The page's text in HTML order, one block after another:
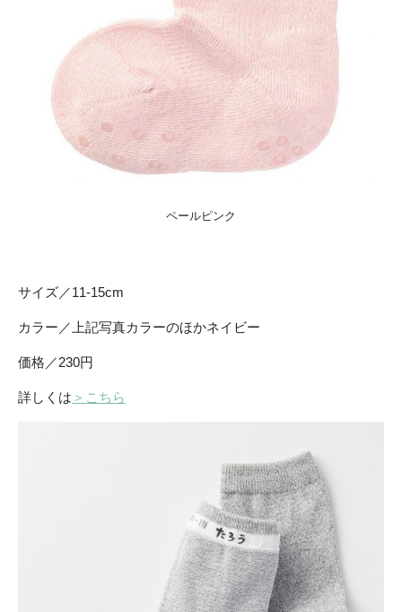
ペールピンク
サイズ／11-15cm
カラー／上記写真カラーのほかネイビー
価格／230円
詳しくは ＞こちら